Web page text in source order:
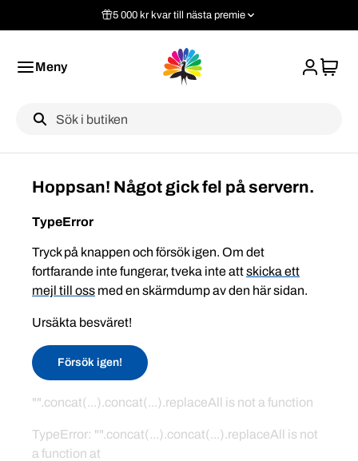
5 000 kr kvar till nästa premie
Meny
Label
Hoppsan! Något gick fel på servern.
TypeError
Tryck på knappen och försök igen. Om det
fortfarande inte fungerar, tveka inte attskicka ett
mejl till oss med en skärmdump av den här sidan.
Ursäkta besväret!
Försök igen!
"".concat(...).concat(...).replaceAll is not a function
TypeError: "".concat(...).concat(...).replaceAll is not
a function at